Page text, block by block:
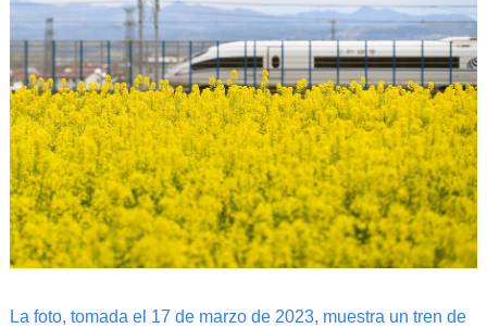
La foto, tomada el 17 de marzo de 2023, muestra un tren de